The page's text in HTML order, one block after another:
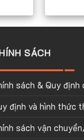
SÁCH
sách & Quy định
định và hình thức
sách vận